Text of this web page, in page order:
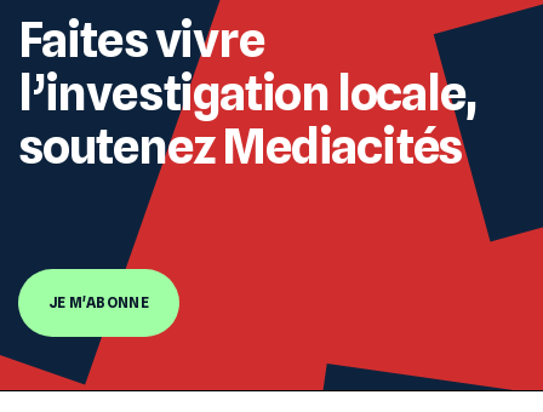
Faites vivre
l’investigation locale,
soutenez Mediacités
JE M'ABONNE